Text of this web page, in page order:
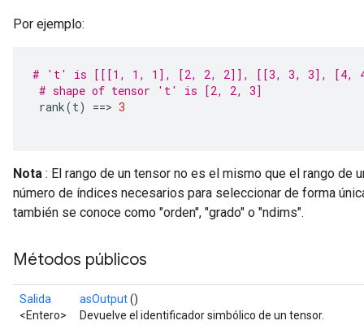
Por ejemplo:
# 't' is [[[1, 1, 1], [2, 2, 2]], [[3, 3, 3], [4,
# shape of tensor 't' is [2, 2, 3]
rank(t) ==> 3
Nota : El rango de un tensor no es el mismo que el rango de
número de índices necesarios para seleccionar de forma
también se conoce como "orden", "grado" o "ndims".
Métodos públicos
Salida
<Entero>
asOutput()
Devuelve el identificador simbólico de un tensor.